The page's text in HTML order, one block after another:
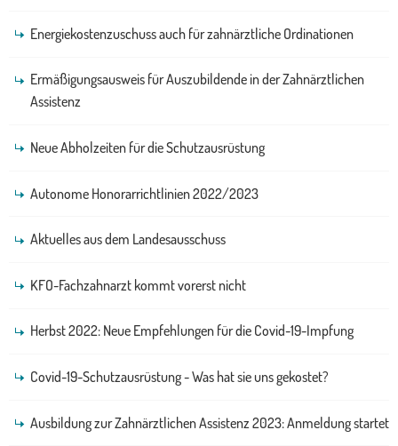
Energiekostenzuschuss auch für zahnärztliche Ordinationen
Ermäßigungsausweis für Auszubildende in der Zahnärztlichen
Assistenz
Neue Abholzeiten für die Schutzausrüstung
Autonome Honorarrichtlinien 2022/2023
Aktuelles aus dem Landesausschuss
KFO-Fachzahnarzt kommt vorerst nicht
Herbst 2022: Neue Empfehlungen für die Covid-19-Impfung
Covid-19-Schutzausrüstung - Was hat sie uns gekostet?
Ausbildung zur Zahnärztlichen Assistenz 2023: Anmeldung startet